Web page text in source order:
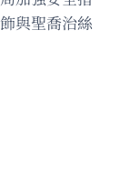
與聖喬治絲